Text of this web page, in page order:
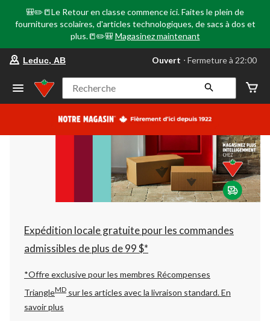
🎒✏️📒Le Retour en classe commence ici. Faites le plein de
fournitures scolaires, d'articles technologiques, de sacs à dos et
plus.📒✏️🎒 Magasinez maintenant
votre
préféré
Leduc,
AB,
courament
Fermeture
à
22:00
cliquer
pour
changer
Leduc, AB Ouvert ⋅ Fermeture à 22:00
Recherche
Expédition locale gratuite pour les commandes
admissibles de plus de 99 $*
*Offre exclusive pour les membres Récompenses
TriangleMD sur les articles avec la livraison standard.En
savoir plus